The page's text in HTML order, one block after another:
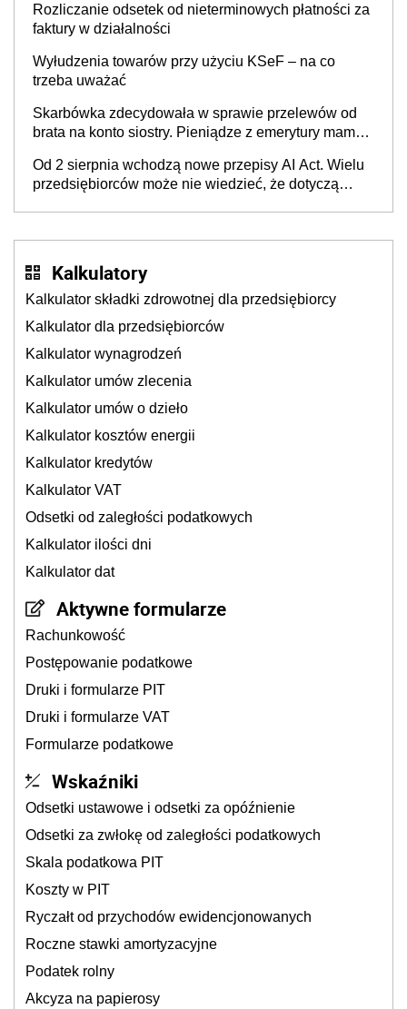
Rozliczanie odsetek od nieterminowych płatności za
faktury w działalności
Wyłudzenia towarów przy użyciu KSeF – na co
trzeba uważać
Skarbówka zdecydowała w sprawie przelewów od
brata na konto siostry. Pieniądze z emerytury mamy
będzie
Od 2 sierpnia wchodzą nowe przepisy AI Act. Wielu
przedsiębiorców może nie wiedzieć, że dotyczą
Kalkulatory
Kalkulator składki zdrowotnej dla przedsiębiorcy
Kalkulator dla przedsiębiorców
Kalkulator wynagrodzeń
Kalkulator umów zlecenia
Kalkulator umów o dzieło
Kalkulator kosztów energii
Kalkulator kredytów
Kalkulator VAT
Odsetki od zaległości podatkowych
Kalkulator ilości dni
Kalkulator dat
Aktywne formularze
Rachunkowość
Postępowanie podatkowe
Druki i formularze PIT
Druki i formularze VAT
Formularze podatkowe
Wskaźniki
Odsetki ustawowe i odsetki za opóźnienie
Odsetki za zwłokę od zaległości podatkowych
Skala podatkowa PIT
Koszty w PIT
Ryczałt od przychodów ewidencjonowanych
Roczne stawki amortyzacyjne
Podatek rolny
Akcyza na papierosy